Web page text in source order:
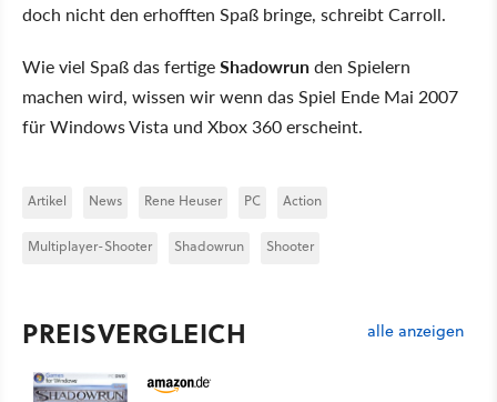
doch nicht den erhofften Spaß bringe, schreibt Carroll.
Wie viel Spaß das fertigeShadowrunden Spielern
machen wird, wissen wir wenn das Spiel Ende Mai 2007
für Windows Vista und Xbox 360 erscheint.
Artikel News Rene Heuser PC Action
Multiplayer-Shooter Shadowrun Shooter
PREISVERGLEICH alle anzeigen